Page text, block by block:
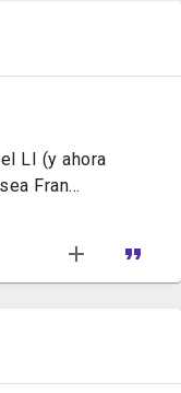
LI (y ahora
Fran...